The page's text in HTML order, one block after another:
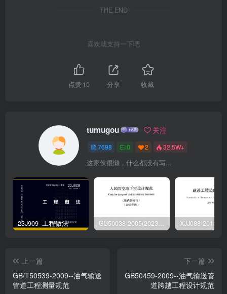
THE END
喜欢就支持一下吧
点赞10 分享 收藏
tumugou 关注
7698 0 2 32.5W+
这家伙很懒，什么都没有写...
23J909–工程做法 GB50038-2005(2023版)–人民防空地下室设计规范
上一篇
GB/T50539-2009--油气输送
管道工程测量规范
下一篇
GB50459-2009--油气输送管
道跨越工程设计规范